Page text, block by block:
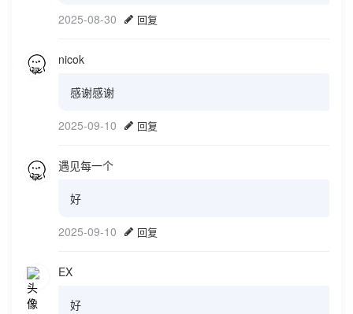
2025-08-30 回复
nicok
感谢感谢
2025-09-10 回复
遇见每一个
好
2025-09-10 回复
EX
好